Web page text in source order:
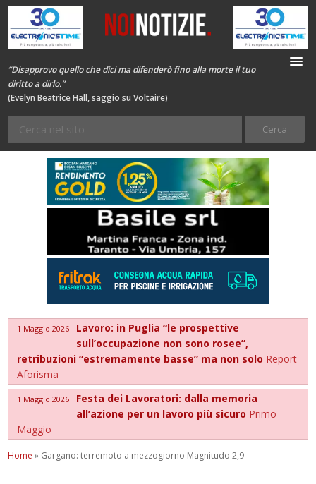
“Disapprovo quello che dici ma difenderò fino alla morte il tuo
diritto a dirlo.”
(Evelyn Beatrice Hall, saggio su Voltaire)
1 Maggio 2026
Lavoro: in Puglia “le prospettive
sull’occupazione non sono rosee”,
retribuzioni “estremamente basse” ma non solo Report
Aforisma
1 Maggio 2026
Festa dei Lavoratori: dalla memoria
all’azione per un lavoro più sicuro Primo
Maggio
Home » Gargano: terremoto a mezzogiorno Magnitudo 2,9